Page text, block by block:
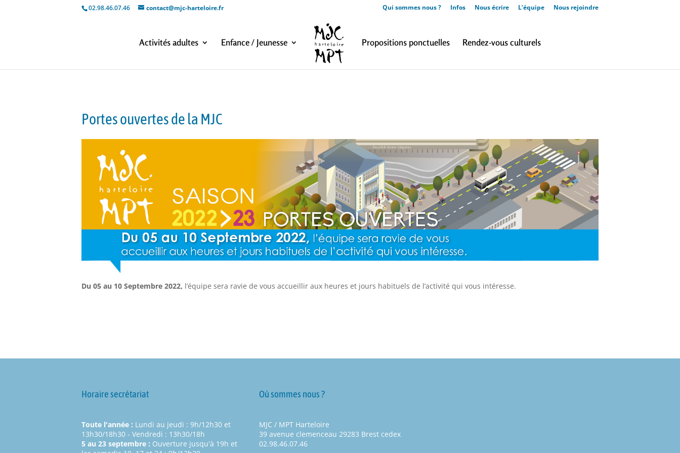
02.98.46.07.46 contact@mjc-harteloire.fr Qui sommes nous ? Infos Nous écrire L’équipe Nous rejoindre
Activités adultes Enfance / Jeunesse Propositions ponctuelles Rendez-vous culturels
Portes ouvertes de la MJC
Du 05 au 10 Septembre 2022, l’équipe sera ravie de vous accueillir aux heures et jours habituels de l’activité qui vous intéresse.
Horaire secrétariat
Toute l'année : Lundi au jeudi : 9h/12h30 et
13h30/18h30 - Vendredi : 13h30/18h
5 au 23 septembre : Ouverture jusqu'à 19h et
Où sommes nous ?
MJC / MPT Harteloire
39 avenue clemenceau 29283 Brest cedex
02.98.46.07.46